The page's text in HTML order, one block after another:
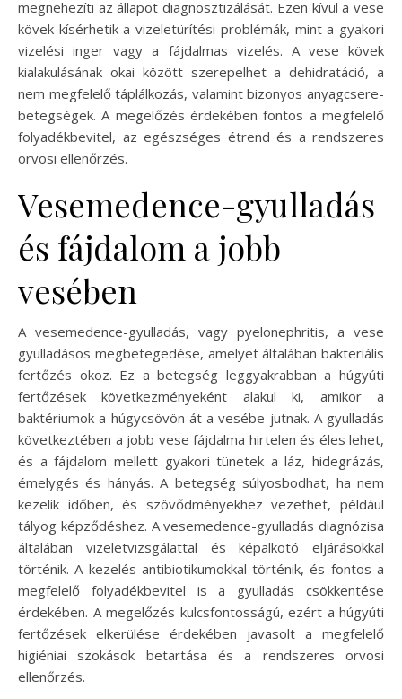
megnehezíti az állapot diagnosztizálását. Ezen kívül a vese
kövek kísérhetik a vizeletürítési problémák, mint a gyakori
vizelési inger vagy a fájdalmas vizelés. A vese kövek
kialakulásának okai között szerepelhet a dehidratáció, a
nem megfelelő táplálkozás, valamint bizonyos anyagcsere-
betegségek. A megelőzés érdekében fontos a megfelelő
folyadékbevitel, az egészséges étrend és a rendszeres
orvosi ellenőrzés.
Vesemedence-gyulladás
és fájdalom a jobb
vesében
A vesemedence-gyulladás, vagy pyelonephritis, a vese
gyulladásos megbetegedése, amelyet általában bakteriális
fertőzés okoz. Ez a betegség leggyakrabban a húgyúti
fertőzések következményeként alakul ki, amikor a
baktériumok a húgycsövön át a vesébe jutnak. A gyulladás
következtében a jobb vese fájdalma hirtelen és éles lehet,
és a fájdalom mellett gyakori tünetek a láz, hidegrázás,
émelygés és hányás. A betegség súlyosbodhat, ha nem
kezelik időben, és szövődményekhez vezethet, például
tályog képződéshez. A vesemedence-gyulladás diagnózisa
általában vizeletvizsgálattal és képalkotó eljárásokkal
történik. A kezelés antibiotikumokkal történik, és fontos a
megfelelő folyadékbevitel is a gyulladás csökkentése
érdekében. A megelőzés kulcsfontosságú, ezért a húgyúti
fertőzések elkerülése érdekében javasolt a megfelelő
higiéniai szokások betartása és a rendszeres orvosi
ellenőrzés.